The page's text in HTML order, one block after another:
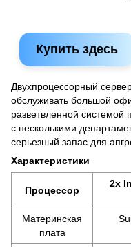
Купить здесь
Двухпроцессорный
обслуживать большой
разветвленной
с несколькими
серьезный запас для
Характеристики
Процессор
2x
Материнская
плата